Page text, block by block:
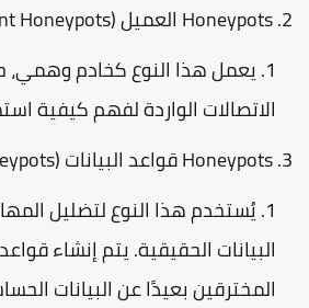
Honeypots العميل (Client Honeypots)
يعمل هذا النوع كخادم وهمي،
الاتصالات الواردة لفهم كيفية
Honeypots قواعد البيانات (Database Honeypots)
يُستخدم هذا النوع لتضليل
البيانات الحقيقية. يتم إنشاء
المخترقين بعيدًا عن البيانات